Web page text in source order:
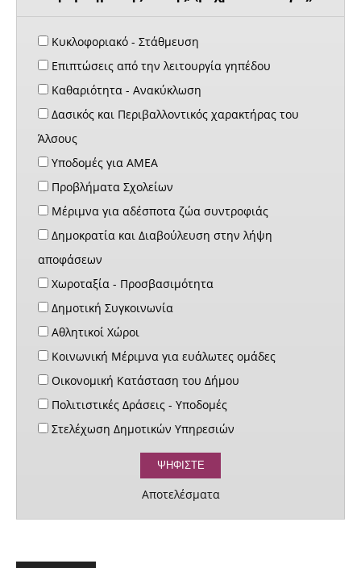
Κυκλοφοριακό - Στάθμευση
Επιπτώσεις από την λειτουργία γηπέδου
Καθαριότητα - Ανακύκλωση
Δασικός και Περιβαλλοντικός χαρακτήρας του
Άλσους
Υποδομές για ΑΜΕΑ
Προβλήματα Σχολείων
Μέριμνα για αδέσποτα ζώα συντροφιάς
Δημοκρατία και Διαβούλευση στην λήψη
αποφάσεων
Χωροταξία - Προσβασιμότητα
Δημοτική Συγκοινωνία
Αθλητικοί Χώροι
Κοινωνική Μέριμνα για ευάλωτες ομάδες
Οικονομική Κατάσταση του Δήμου
Πολιτιστικές Δράσεις - Υποδομές
Στελέχωση Δημοτικών Υπηρεσιών
Αποτελέσματα